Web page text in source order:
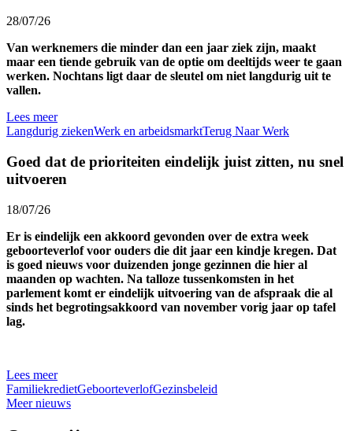
28/07/26
Van werknemers die minder dan een jaar ziek zijn, maakt
maar een tiende gebruik van de optie om deeltijds weer te gaan
werken. Nochtans ligt daar de sleutel om niet langdurig uit te
vallen.
Lees meer
Langdurig ziekenWerk en arbeidsmarktTerug Naar Werk
Goed dat de prioriteiten eindelijk juist zitten, nu snel
uitvoeren
18/07/26
Er is eindelijk een akkoord gevonden over de extra week
geboorteverlof voor ouders die dit jaar een kindje kregen. Dat
is goed nieuws voor duizenden jonge gezinnen die hier al
maanden op wachten. Na talloze tussenkomsten in het
parlement komt er eindelijk uitvoering van de afspraak die al
sinds het begrotingsakkoord van november vorig jaar op tafel
lag.
Lees meer
FamiliekredietGeboorteverlofGezinsbeleid
Meer nieuws